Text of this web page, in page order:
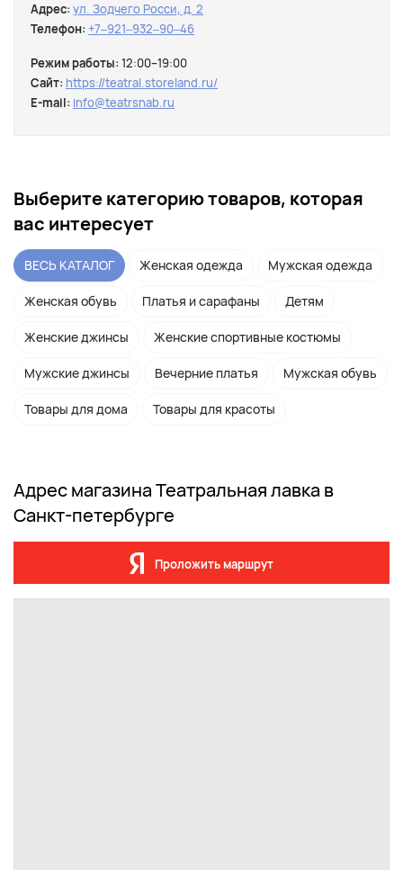
Адрес: ул. Зодчего Росси, д. 2
Телефон: +7‒921‒932‒90‒46
Режим работы: 12:00–19:00
Сайт: https://teatral.storeland.ru/
E-mail: info@teatrsnab.ru
Выберите категорию товаров, которая
вас интересует
ВЕСЬ КАТАЛОГ Женская одежда Мужская одежда
Женская обувь Платья и сарафаны Детям
Женские джинсы Женские спортивные костюмы
Мужские джинсы Вечерние платья Мужская обувь
Товары для дома Товары для красоты
Адрес магазина Театральная лавка в
Санкт-петербурге
Проложить маршрут